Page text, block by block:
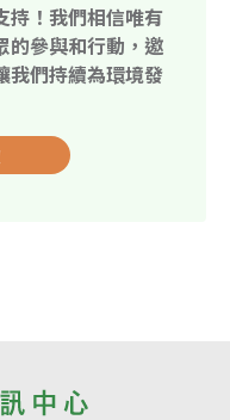
持！我們相信唯有
的參與和行動，邀
我們持續為環境發